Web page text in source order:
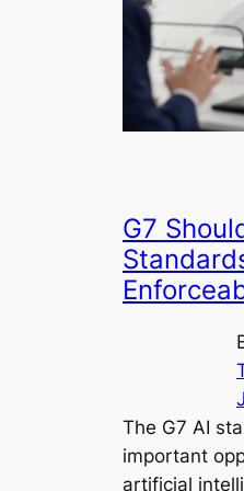
G7
The G7 AI
important
artificial